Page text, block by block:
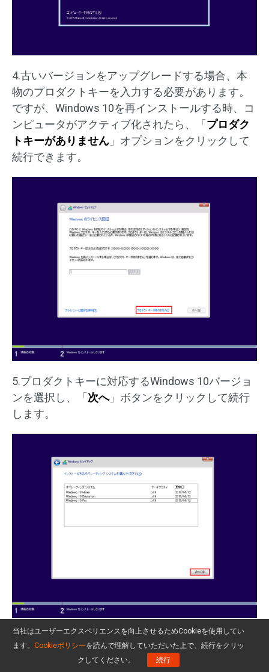
4.古いバージョンをアップグレードする場合、本
物のプロダクトキーを入力する必要があります。
ですが、Windows 10を再インストールする時、コ
ンピュータがアクティブ化されたら、「 プロダク
トキーがありません 」オプションをクリックして
続行できます。
5.プロダクトキーに対応するWindows 10バージョ
ンを選択し、「 次へ」ボタンをクリックして続行
します。
6.「同意します
」オプションにチェックマークを
」をクリックして続行します。
当社はユーザーエクスペリエンスを向上させるためCookieを使用してい
ます。 Cookieポリシーを読んで理解していただいた上で、続行をクリッ
クしてください。
続行